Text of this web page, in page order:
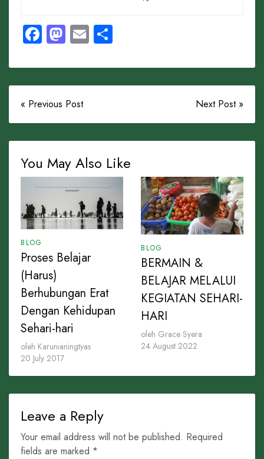
Facebook
Mastodon
Email
« Previous Post Next Post »
You May Also Like
BLOG
Proses Belajar
(Harus)
Berhubungan Erat
Dengan Kehidupan
Sehari-hari
oleh Karunianingtyas
20 July 2017
BLOG
BERMAIN &
BELAJAR MELALUI
KEGIATAN SEHARI-
HARI
oleh Grace Syera
24 August 2022
Leave a Reply
Your email address will not be published. Required
fields are marked *